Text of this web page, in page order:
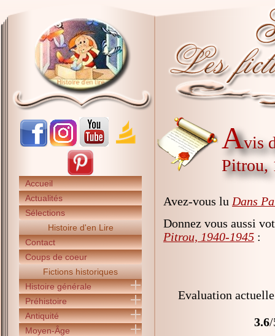
Accueil
Actualités
Sélections
Histoire d'en Lire
Contact
Coups de coeur
Fictions historiques
Histoire générale
Préhistoire
Antiquité
Moyen-Âge
Avis
Pitrou,
Avez-vous lu Dans
Donnez vous aussi
Pitrou, 1940-1945 :
Evaluation
3.6/